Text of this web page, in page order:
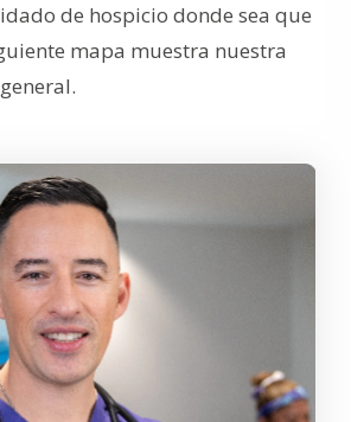
de hospicio donde sea que
mapa muestra nuestra